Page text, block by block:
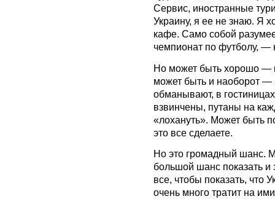
Сервис, иностранные
Украину, я ее не знаю. Я
кафе. Само собой
чемпионат по футболу, —
Но может быть хорошо —
может быть и наоборот —
обманывают, в
взвинчены, путаны на
«лохануть». Может быть
это все сделаете.
Но это громадный шанс.
большой шанс показать
все, чтобы показать,
очень много тратит на